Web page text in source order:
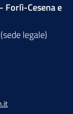
Forlì-Cesena e
legale)